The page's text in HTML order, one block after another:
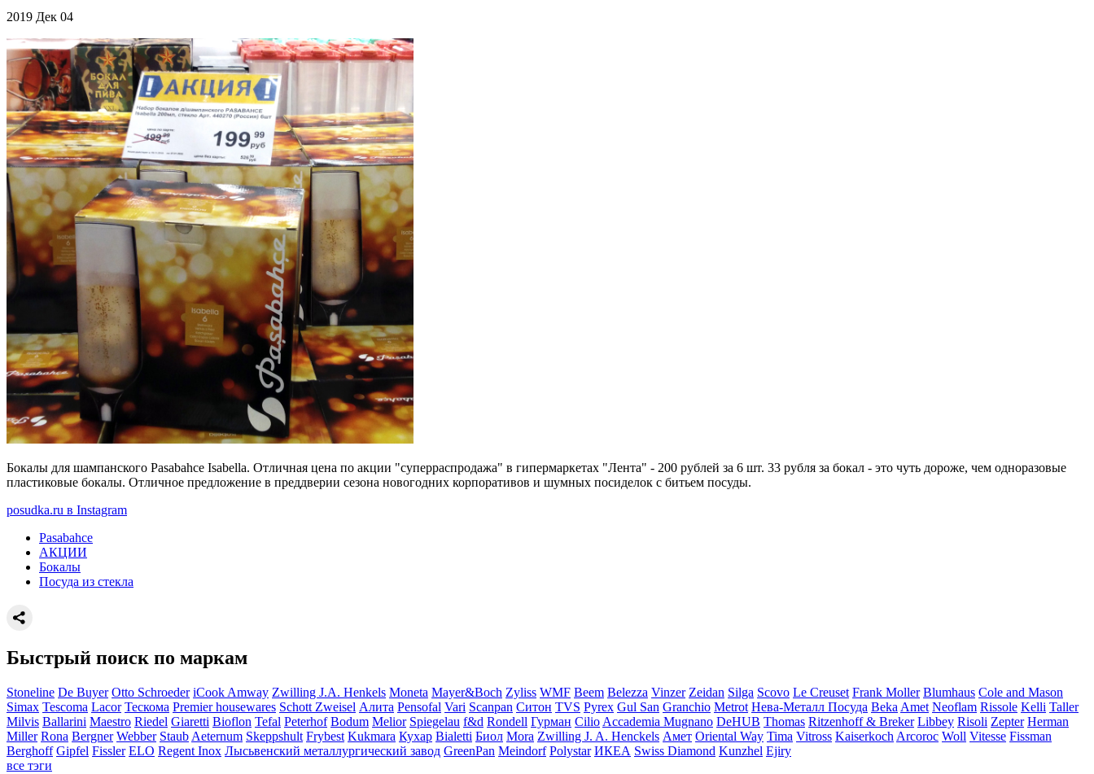
2019 Дек 04
Бокалы для шампанского Pasabahce Isabella. Отличная цена по акции "суперраспродажа" в гипермаркетах "Лента" - 200 рублей за 6 шт. 33 рубля за бокал - это чуть дороже, чем одноразовые
пластиковые бокалы. Отличное предложение в преддверии сезона новогодних корпоративов и шумных посиделок с битьем посуды.
posudka.ru в Instagram
Pasabahce
АКЦИИ
Бокалы
Посуда из стекла
Быстрый поиск по маркам
Stoneline De Buyer Otto Schroeder iCook Amway Zwilling J.A. Henkels Moneta Mayer&Boch Zyliss WMF Beem Belezza Vinzer Zeidan Silga Scovo Le Creuset Frank Moller Blumhaus Cole and Mason
Simax Tescoma Lacor Тескома Premier housewares Schott Zweisel Алита Pensofal Vari Scanpan Ситон TVS Pyrex Gul San Granchio Metrot Нева-Металл Посуда Beka Amet Neoflam Rissole Kelli Taller
Milvis Ballarini Maestro Riedel Giaretti Bioflon Tefal Peterhof Bodum Melior Spiegelau f&d Rondell Гурман Cilio Accademia Mugnano DeHUB Thomas Ritzenhoff & Breker Libbey Risoli Zepter Herman
Miller Rona Bergner Webber Staub Aeternum Skeppshult Frybest Kukmara Кухар Bialetti Биол Mora Zwilling J. A. Henckels Амет Oriental Way Tima Vitross Kaiserkoch Arcoroc Woll Vitesse Fissman
Berghoff Gipfel Fissler ELO Regent Inox Лысьвенский металлургический завод GreenPan Meindorf Polystar ИКЕА Swiss Diamond Kunzhel Ejiry
все тэги